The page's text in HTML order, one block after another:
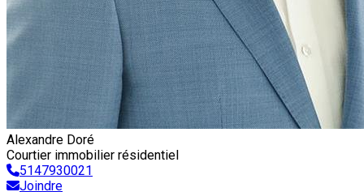
Alexandre Doré
Courtier immobilier résidentiel
5147930021
Joindre